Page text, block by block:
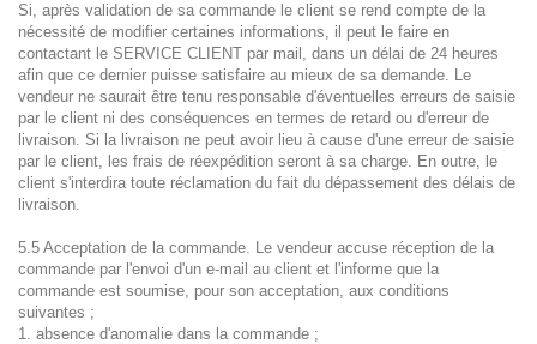
Si, après validation de sa commande le client se rend compte de la
nécessité de modifier certaines informations, il peut le faire en
contactant le SERVICE CLIENT par mail, dans un délai de 24 heures
afin que ce dernier puisse satisfaire au mieux de sa demande. Le
vendeur ne saurait être tenu responsable d'éventuelles erreurs de saisie
par le client ni des conséquences en termes de retard ou d'erreur de
livraison. Si la livraison ne peut avoir lieu à cause d'une erreur de saisie
par le client, les frais de réexpédition seront à sa charge. En outre, le
client s'interdira toute réclamation du fait du dépassement des délais de
livraison.
5.5 Acceptation de la commande. Le vendeur accuse réception de la
commande par l'envoi d'un e-mail au client et l'informe que la
commande est soumise, pour son acceptation, aux conditions
suivantes ;
1. absence d'anomalie dans la commande ;